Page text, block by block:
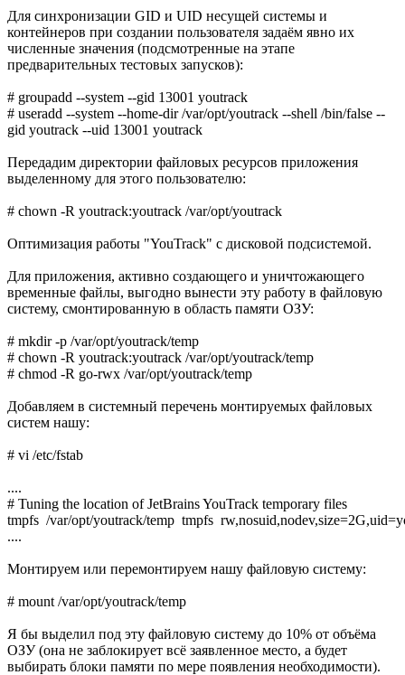
Для синхронизации GID и UID несущей системы и
контейнеров при создании пользователя задаём явно их
численные значения (подсмотренные на этапе
предварительных тестовых запусков):
# groupadd --system --gid 13001 youtrack
# useradd --system --home-dir /var/opt/youtrack --shell /bin/false --
gid youtrack --uid 13001 youtrack
Передадим директории файловых ресурсов приложения
выделенному для этого пользователю:
# chown -R youtrack:youtrack /var/opt/youtrack
Оптимизация работы "YouTrack" с дисковой подсистемой.
Для приложения, активно создающего и уничтожающего
временные файлы, выгодно вынести эту работу в файловую
систему, смонтированную в область памяти ОЗУ:
# mkdir -p /var/opt/youtrack/temp
# chown -R youtrack:youtrack /var/opt/youtrack/temp
# chmod -R go-rwx /var/opt/youtrack/temp
Добавляем в системный перечень монтируемых файловых
систем нашу:
# vi /etc/fstab
....
# Tuning the location of JetBrains YouTrack temporary files
tmpfs /var/opt/youtrack/temp tmpfs
....
Монтируем или перемонтируем нашу файловую систему:
# mount /var/opt/youtrack/temp
Я бы выделил под эту файловую систему до 10% от объёма
ОЗУ (она не заблокирует всё заявленное место, а будет
выбирать блоки памяти по мере появления необходимости).